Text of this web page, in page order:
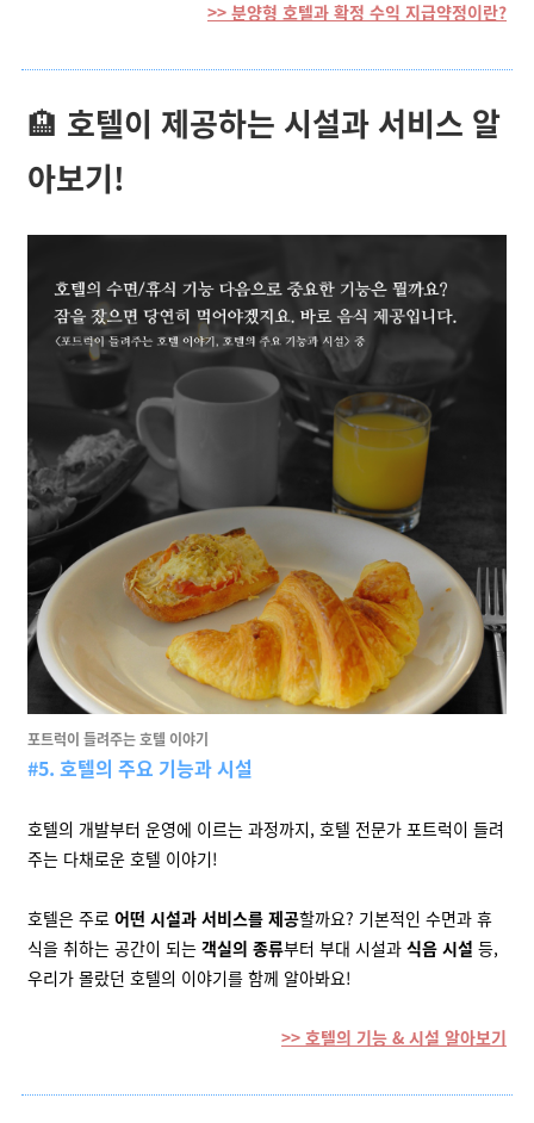
>> 분양형 호텔과 확정 수익 지급약정이란?
🏨 호텔이 제공하는 시설과 서비스 알
아보기!
포트럭이 들려주는 호텔 이야기
#5. 호텔의 주요 기능과 시설
호텔의 개발부터 운영에 이르는 과정까지, 호텔 전문가 포트럭이 들려
주는 다채로운 호텔 이야기!
호텔은 주로 어떤 시설과 서비스를 제공할까요? 기본적인 수면과 휴
식을 취하는 공간이 되는 객실의 종류부터 부대 시설과 식음 시설 등,
우리가 몰랐던 호텔의 이야기를 함께 알아봐요!
>> 호텔의 기능 & 시설 알아보기